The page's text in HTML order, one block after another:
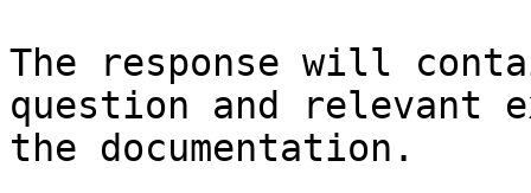
The response will
question and relevant
the documentation.